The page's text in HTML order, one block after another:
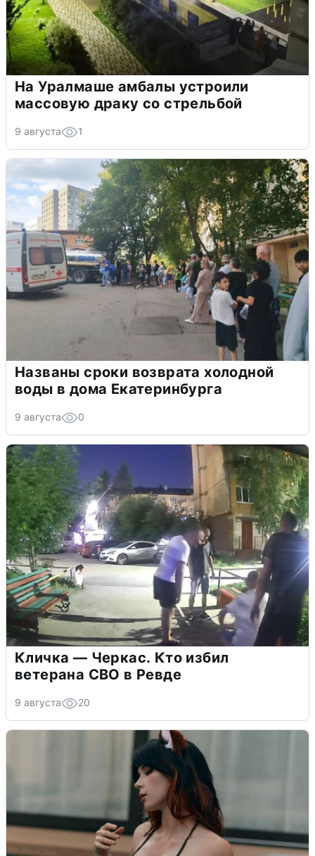
На Уралмаше амбалы устроили
массовую драку со стрельбой
9 августа 1
Названы сроки возврата холодной
воды в дома Екатеринбурга
9 августа 0
Кличка — Черкас. Кто избил
ветерана СВО в Ревде
9 августа 20